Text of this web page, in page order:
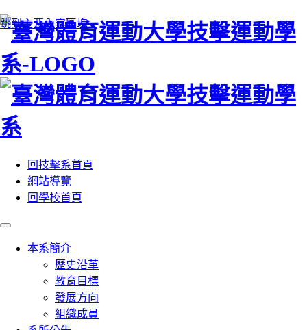
跳到主要內容區塊
:::
回技擊系首頁
網站導覽
回學校首頁
本系簡介
歷史沿革
教育目標
發展方向
組織成員